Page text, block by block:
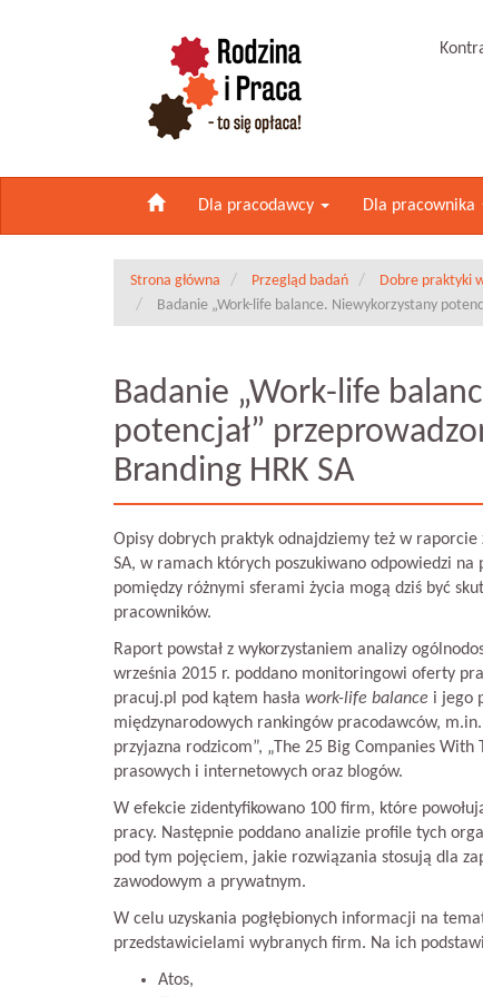
Dla pracodawcy Dla pracownika
Strona główna Przegląd badań
Dobre praktyki
Badanie „Work-life balance. Niewykorzystany
Badanie „Work-life
potencjał”
Branding HRK SA
Opisy dobrych praktyk odnajdziemy też w raporcie
SA, w ramach których poszukiwano odpowiedzi
pomiędzy różnymi sferami życia mogą dziś być
pracowników.
Raport powstał z wykorzystaniem analizy
września 2015 r. poddano monitoringowi oferty
pracuj.pl pod kątem hasła work-life balance i jego
międzynarodowych rankingów pracodawców,
przyjazna rodzicom”, „The 25 Big Companies
prasowych i internetowych oraz blogów.
W efekcie zidentyfikowano 100 firm, które
pracy. Następnie poddano analizie profile tych
pod tym pojęciem, jakie rozwiązania stosują dla
zawodowym a prywatnym.
W celu uzyskania pogłębionych informacji na
przedstawicielami wybranych firm. Na ich
Atos,